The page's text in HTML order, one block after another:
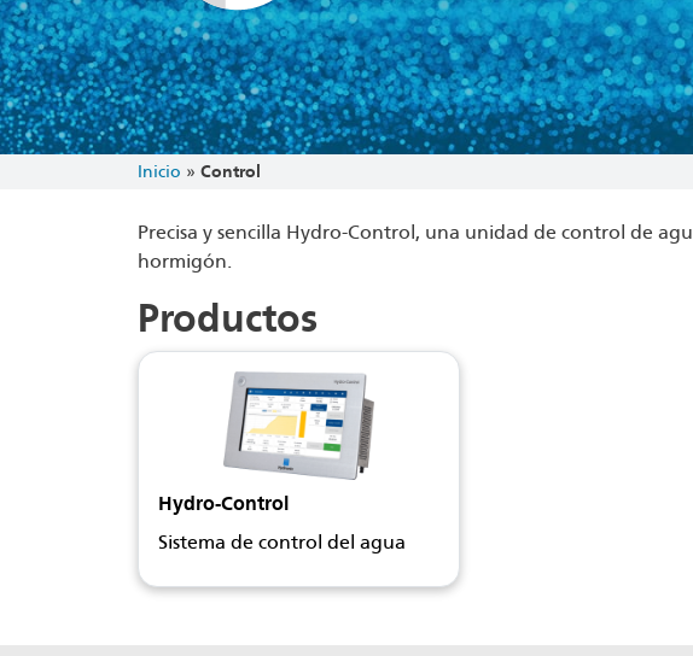
Inicio » Control
Precisa y sencilla Hydro-Control, una unidad de control de
hormigón.
Productos
Hydro-Control
Sistema de control del agua